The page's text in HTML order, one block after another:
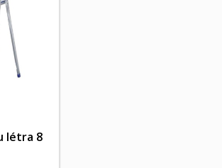
létra 8